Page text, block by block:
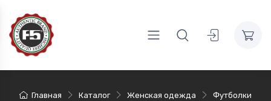
Главная Каталог Женская одежда Футболки